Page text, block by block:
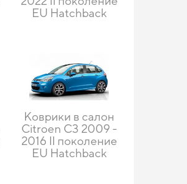
EU Hatchback
Коврики в салон
Citroen C3 2009 -
2016 II поколение
EU Hatchback